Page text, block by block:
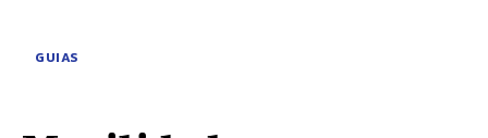
GUIAS